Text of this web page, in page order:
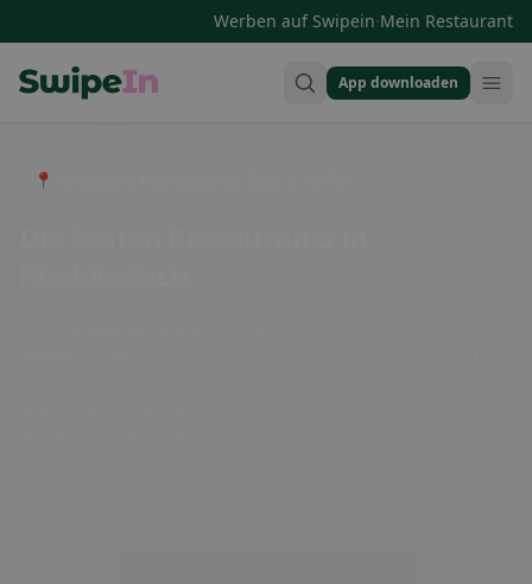
Werben auf Swipein·Mein Restaurant
App downloaden
📍 Entdecke Restaurants, Bars & Cafés